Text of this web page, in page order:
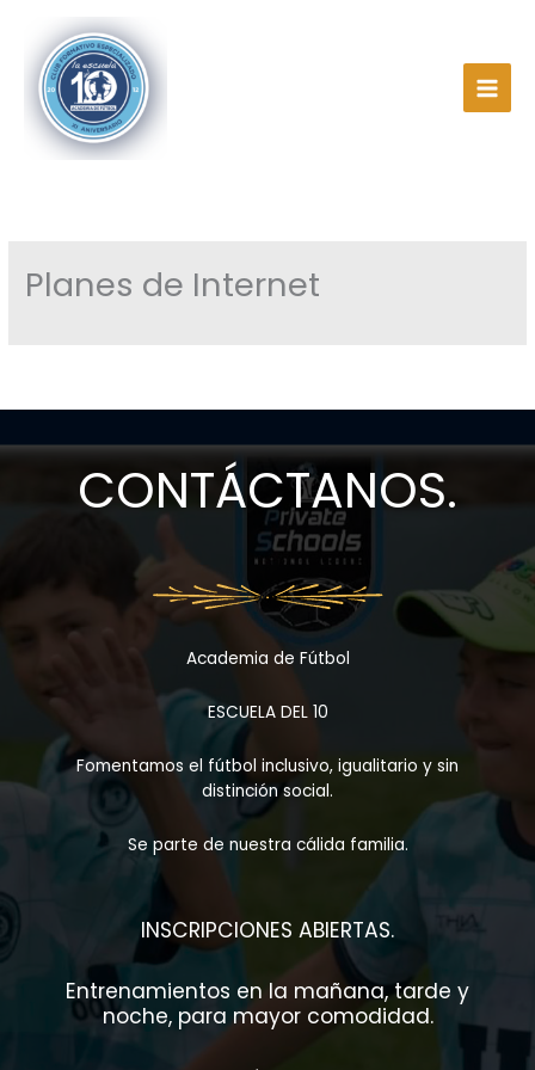
contenido
Planes de Internet
CONTÁCTANOS.
Academia de Fútbol
ESCUELA DEL 10
Fomentamos el fútbol inclusivo, igualitario y sin
distinción social.
Se parte de nuestra cálida familia.
INSCRIPCIONES ABIERTAS.
Entrenamientos en la mañana, tarde y
noche, para mayor comodidad.